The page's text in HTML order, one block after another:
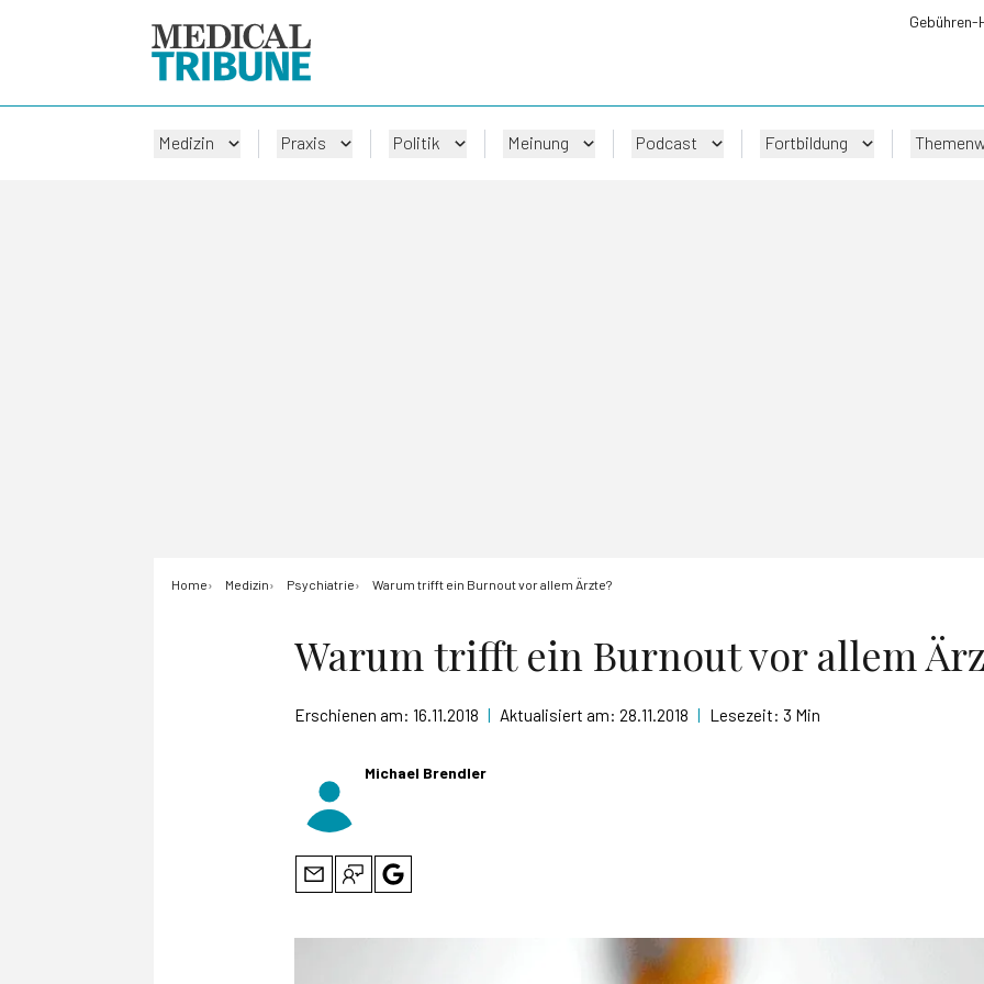
Gebühren-
Medizin Praxis Politik Meinung Podcast Fortbildung
Home Medizin Psychiatrie Warum trifft ein Burnout vor allem Ärzte?
Warum trifft ein Burnout vor allem
Erschienen am: 16.11.2018 | Aktualisiert am: 28.11.2018 | Lesezeit: 3 Min
Michael Brendler